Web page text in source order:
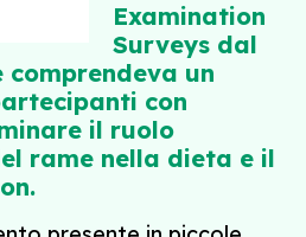
Examination
Surveys dal
comprendeva un
con
il ruolo
rame nella dieta e il